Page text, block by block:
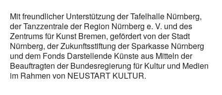
Mit freundlicher Unterstützung der Tafelhalle Nürnberg,
der Tanzzentrale der Region Nürnberg e. V. und des
Zentrums für Kunst Bremen, gefördert von der Stadt
Nürnberg, der Zukunftsstiftung der Sparkasse Nürnberg
und dem Fonds Darstellende Künste aus Mitteln der
Beauftragten der Bundesregierung für Kultur und Medien
im Rahmen von NEUSTART KULTUR.